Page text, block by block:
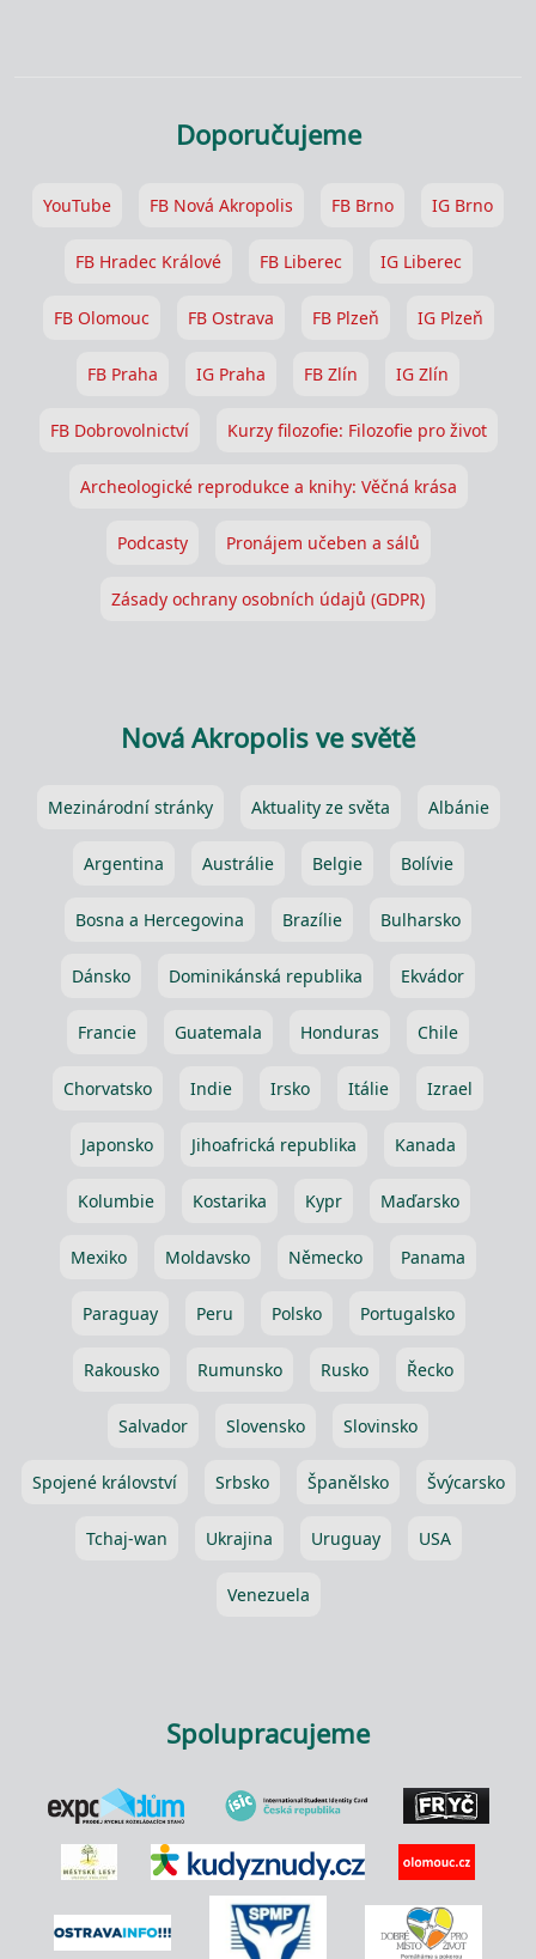
Doporučujeme
YouTube FB Nová Akropolis FB Brno IG Brno
FB Hradec Králové FB Liberec IG Liberec
FB Olomouc FB Ostrava FB Plzeň IG Plzeň
FB Praha IG Praha FB Zlín IG Zlín
FB Dobrovolnictví Kurzy filozofie: Filozofie pro život
Archeologické reprodukce a knihy: Věčná krása
Podcasty Pronájem učeben a sálů
Zásady ochrany osobních údajů (GDPR)
Nová Akropolis ve světě
Mezinárodní stránky Aktuality ze světa Albánie
Argentina Austrálie Belgie Bolívie
Bosna a Hercegovina Brazílie Bulharsko
Dánsko Dominikánská republika Ekvádor
Francie Guatemala Honduras Chile
Chorvatsko Indie Irsko Itálie Izrael
Japonsko Jihoafrická republika Kanada
Kolumbie Kostarika Kypr Maďarsko
Mexiko Moldavsko Německo Panama
Paraguay Peru Polsko Portugalsko
Rakousko Rumunsko Rusko Řecko
Salvador Slovensko Slovinsko
Spojené království Srbsko Španělsko Švýcarsko
Tchaj-wan Ukrajina Uruguay USA
Venezuela
Spolupracujeme